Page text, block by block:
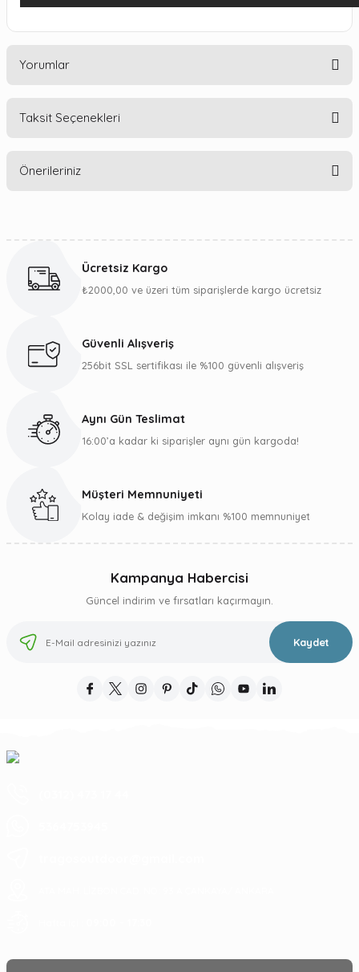
Yorumlar
Taksit Seçenekleri
Önerileriniz
Görüş ve önerileriniz için teşekkür ederiz.
Ürün bilgilerinde hatalar bulunuyor.
Gönder
Ücretsiz Kargo
₺2000,00 ve üzeri tüm siparişlerde kargo ücretsiz
Güvenli Alışveriş
256bit SSL sertifikası ile %100 güvenli alışveriş
Aynı Gün Teslimat
16:00’a kadar ki siparişler aynı gün kargoda!
Müşteri Memnuniyeti
Kolay iade & değişim imkanı %100 memnuniyet
Kampanya Habercisi
Güncel indirim ve fırsatları kaçırmayın.
Kaydet